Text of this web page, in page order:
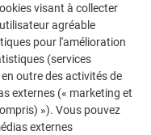
et des propriétés
et feuillesFalzonal
PREFA. « Nous avons
en raison de
potentiels
nos collaborateurs
», explique
visant à collecter
agréable
pour l'amélioration
(services
outre des activités de
externes (« marketing et
»). Vous pouvez
externes